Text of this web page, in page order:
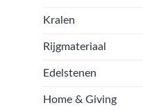
Kralen
Rijgmateriaal
Edelstenen
Home & Giving